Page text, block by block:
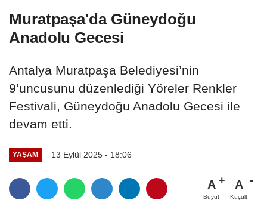
Muratpaşa'da Güneydoğu
Anadolu Gecesi
Antalya Muratpaşa Belediyesi’nin
9’uncusunu düzenlediği Yöreler Renkler
Festivali, Güneydoğu Anadolu Gecesi ile
devam etti.
YAŞAM 13 Eylül 2025 - 18:06
A
Büyüt
A
Küçült